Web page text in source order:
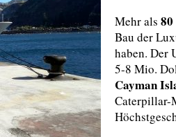
Mehr als
Bau der
haben. Der
5-8 Mio.
Cayman
Caterpillar-